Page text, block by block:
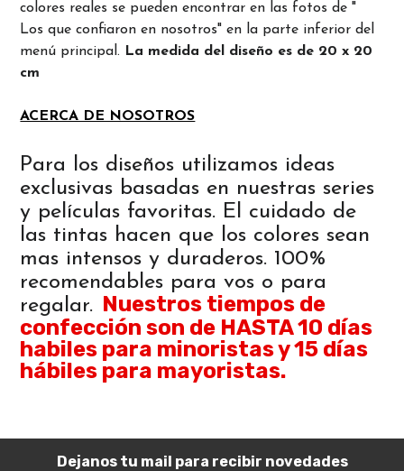
colores reales se pueden encontrar en las fotos de "
Los que confiaron en nosotros" en la parte inferior del
menú principal.
La medida del diseño es de 20 x 20
cm
ACERCA DE NOSOTROS
Para los diseños utilizamos ideas
exclusivas basadas en nuestras series
y películas favoritas. El cuidado de
las tintas hacen que los colores sean
mas intensos y duraderos. 100%
recomendables para vos o para
regalar. Nuestros tiempos de
confección son de HASTA 10 días
habiles para minoristas y 15 días
hábiles para mayoristas.
Dejanos tu mail para recibir novedades